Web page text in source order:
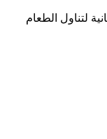
لتناول الطعام